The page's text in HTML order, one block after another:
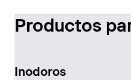
Productos
Inodoros